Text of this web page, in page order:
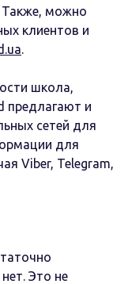
Также, можно
клиентов и
.
школа,
предлагают и
сетей для
для
Viber, Telegram,
Это не